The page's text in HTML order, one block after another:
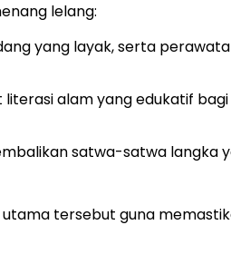
lelang:
yang layak, serta
alam yang edukatif
satwa-satwa langka
tersebut guna